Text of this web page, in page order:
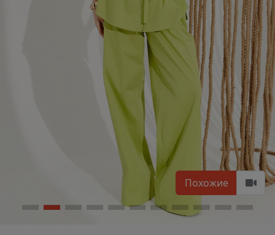
Похожие